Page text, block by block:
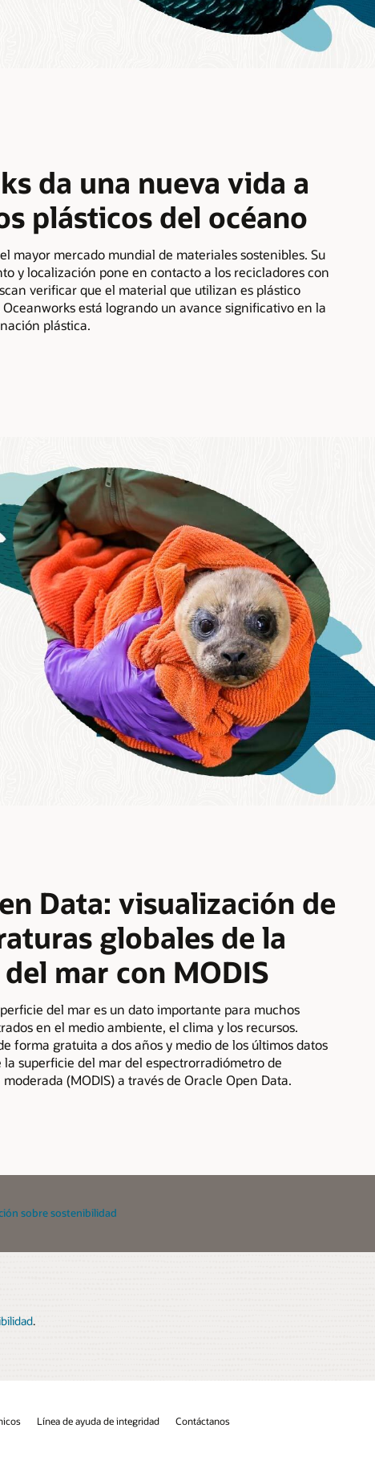
da una nueva vida a
plásticos del océano
mayor mercado mundial de materiales sostenibles. Su
y localización pone en contacto a los recicladores con
verificar que el material que utilizan es plástico
está logrando un avance significativo en la
plástica.
Data: visualización de
globales de la
mar con MODIS
del mar es un dato importante para muchos
en el medio ambiente, el clima y los recursos.
forma gratuita a dos años y medio de los últimos datos
superficie del mar del espectrorradiómetro de
(MODIS) a través de Oracle Open Data.
sobre sostenibilidad
.
Línea de ayuda de integridad Contáctanos